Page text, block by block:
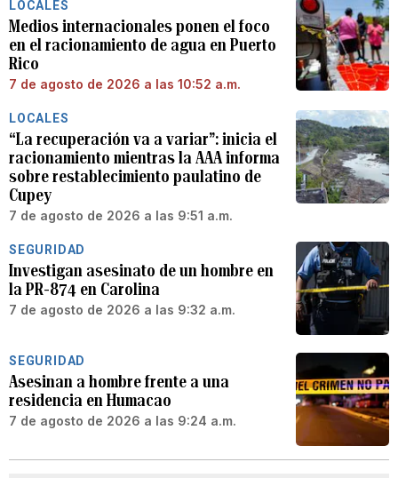
LOCALES
Medios internacionales ponen el foco
en el racionamiento de agua en Puerto
Rico
7 de agosto de 2026 a las 10:52 a.m.
LOCALES
“La recuperación va a variar”: inicia el
racionamiento mientras la AAA informa
sobre restablecimiento paulatino de
Cupey
7 de agosto de 2026 a las 9:51 a.m.
SEGURIDAD
Investigan asesinato de un hombre en
la PR-874 en Carolina
7 de agosto de 2026 a las 9:32 a.m.
SEGURIDAD
Asesinan a hombre frente a una
residencia en Humacao
7 de agosto de 2026 a las 9:24 a.m.